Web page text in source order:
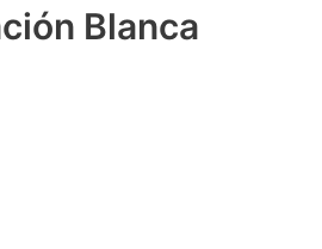
Blanca